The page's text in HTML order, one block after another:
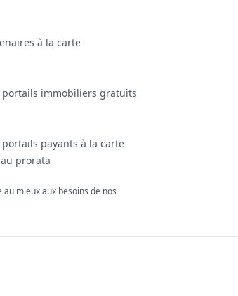
à la carte
immobiliers gratuits
payants à la carte
prorata
mieux aux besoins de nos